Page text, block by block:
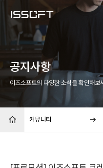
공지사항
이즈소프트의 다양한 소식을 확인해보
커뮤니티